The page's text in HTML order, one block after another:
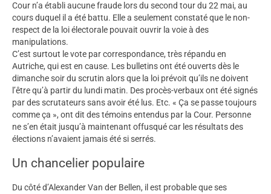
Cour n’a établi aucune fraude lors du second tour du 22 mai, au
cours duquel il a été battu. Elle a seulement constaté que le non-
respect de la loi électorale pouvait ouvrir la voie à des
manipulations.
C’est surtout le vote par correspondance, très répandu en
Autriche, qui est en cause. Les bulletins ont été ouverts dès le
dimanche soir du scrutin alors que la loi prévoit qu’ils ne doivent
l’être qu’à partir du lundi matin. Des procès-verbaux ont été signés
par des scrutateurs sans avoir été lus. Etc. « Ça se passe toujours
comme ça », ont dit des témoins entendus par la Cour. Personne
ne s’en était jusqu’à maintenant offusqué car les résultats des
élections n’avaient jamais été si serrés.
Un chancelier populaire
Du côté d’Alexander Van der Bellen, il est probable que ses